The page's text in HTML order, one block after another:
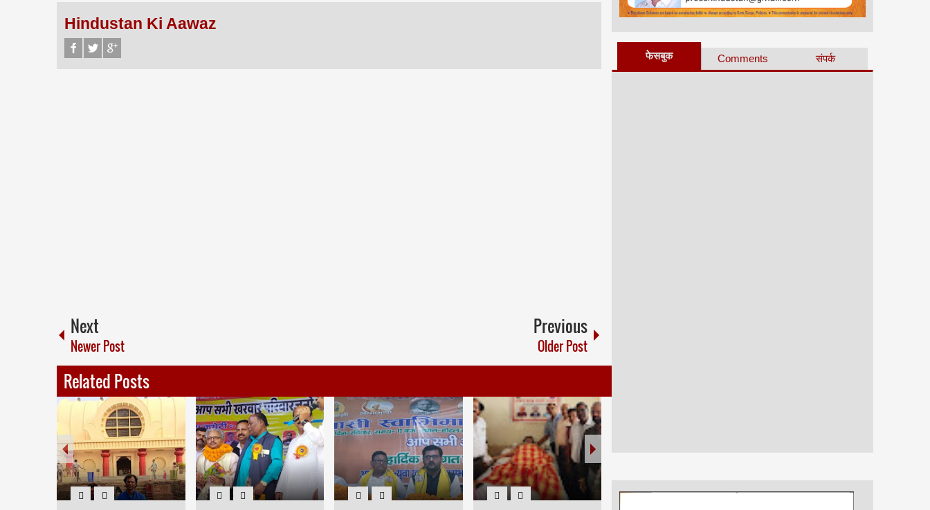
Hindustan Ki Aawaz
Next
Newer Post
Previous
Older Post
Related Posts
फेसबुक Comments संपर्क